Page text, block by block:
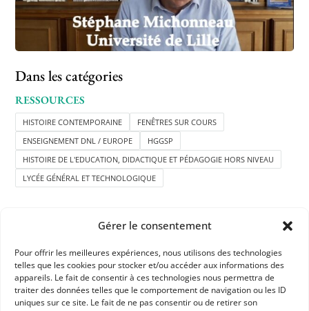
Gérer le consentement
Pour offrir les meilleures expériences, nous utilisons des technologies
telles que les cookies pour stocker et/ou accéder aux informations des
appareils. Le fait de consentir à ces technologies nous permettra de
traiter des données telles que le comportement de navigation ou les ID
uniques sur ce site. Le fait de ne pas consentir ou de retirer son
Dans les catégories
RESSOURCES
HISTOIRE CONTEMPORAINE
FENÊTRES SUR COURS
ENSEIGNEMENT DNL / EUROPE
HGGSP
HISTOIRE DE L'EDUCATION, DIDACTIQUE ET PÉDAGOGIE HORS NIVEAU
LYCÉE GÉNÉRAL ET TECHNOLOGIQUE
APHG